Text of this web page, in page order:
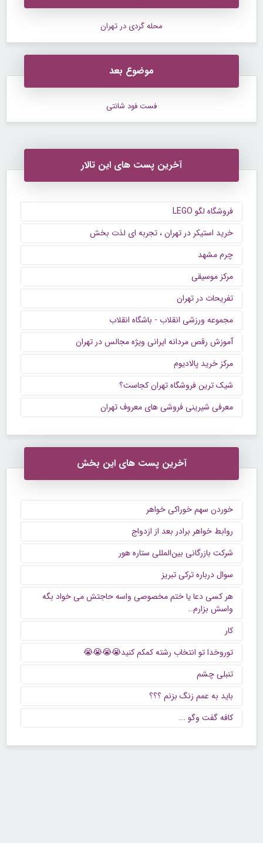
محله گردی در تهران
موضوع بعد
فست فود شانتی
آخرین پست های این تالار
فروشگاه لگو LEGO
خرید استیکر در تهران ، تجربه ای لذت بخش
چرم مشهد
مرکز موسیقی
تفریحات در تهران
مجموعه ورزشی انقلاب - باشگاه انقلاب
آموزش رقص مردانه ایرانی ویژه مجالس در تهران
مرکز خرید پالادیوم
شیک ترین فروشگاه تهران کجاست؟
معرفی شیرینی فروشی های معروف تهران
آخرین پست های این بخش
خوردن سهم خوراکی خواهر
روابط خواهر برادر بعد از ازدواج
شرکت بازرگانی بین‌المللی ستاره هور
سوال درباره ترکی تبریز
هر کسی دعا یا ختم مخصوصی واسه حاجتش می خواد بگه
واسش بزارم..
کار
توروخدا تو انتخاب رشته کمکم کنید😭😭😭😭
تنبلی چشم
باید به عمم زنگ بزنم ؟؟؟
كافه گفت وگو ...